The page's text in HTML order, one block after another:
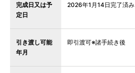
完成日又は予
定日
2026年1月14日完了済み
引き渡し可能
年月
即引渡可※諸手続き後